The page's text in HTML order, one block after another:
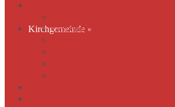
Kirchgemeinde »
Gemeindekirchenrat & Mitarbeiter